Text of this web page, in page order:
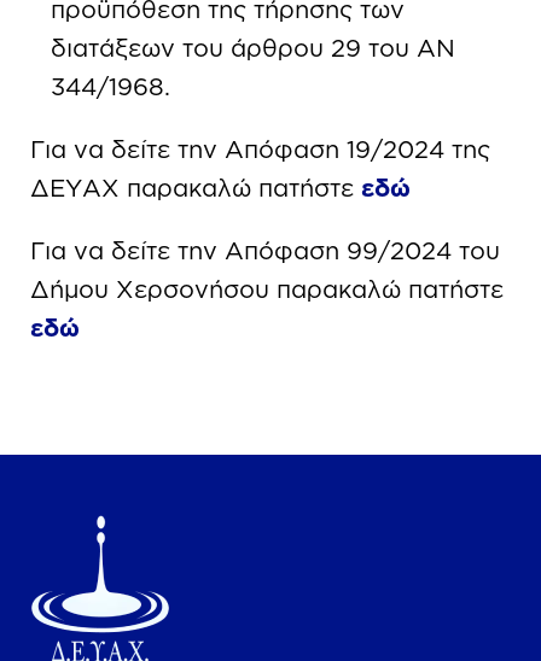
προϋπόθεση της τήρησης των
διατάξεων του άρθρου 29 του ΑΝ
344/1968.
Για να δείτε την Απόφαση 19/2024 της
ΔΕΥΑΧ παρακαλώ πατήστε εδώ
Για να δείτε την Απόφαση 99/2024 του
Δήμου Χερσονήσου παρακαλώ πατήστε
εδώ